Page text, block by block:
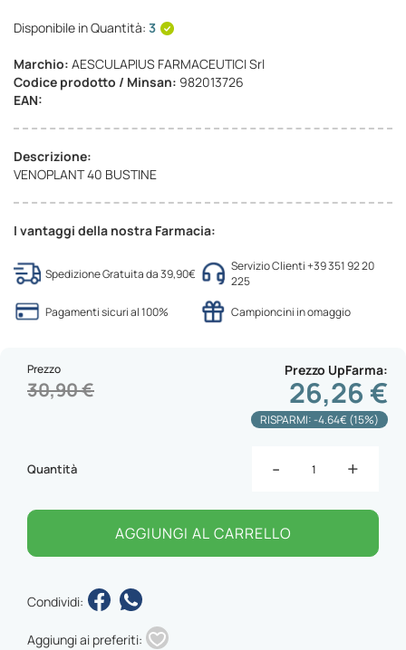
Disponibile in Quantità: 3
Marchio: AESCULAPIUS FARMACEUTICI Srl
Codice prodotto / Minsan: 982013726
EAN:
Descrizione:
VENOPLANT 40 BUSTINE
I vantaggi della nostra Farmacia:
Spedizione Gratuita da 39,90€
Servizio Clienti +39 351 92 20
225
Pagamenti sicuri al 100%
Campioncini in omaggio
Prezzo UpFarma
26,26 €
Prezzo
30,90 €
RISPARMI: -4.64€ (15%)
Quantità - +
AGGIUNGI AL CARRELLO
Condividi:
Aggiungi ai preferiti: